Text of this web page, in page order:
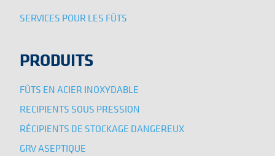
SERVICES POUR LES FÛTS
PRODUITS
FÛTS EN ACIER INOXYDABLE
RECIPIENTS SOUS PRESSION
RÉCIPIENTS DE STOCKAGE DANGEREUX
GRV ASEPTIQUE